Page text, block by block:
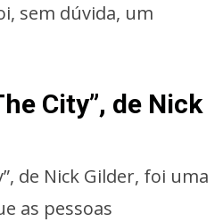
sem dúvida, um
City”, de Nick
de Nick Gilder, foi uma
as pessoas